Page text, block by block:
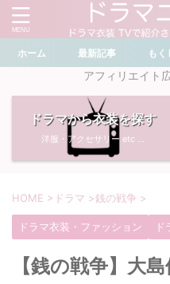
＼ ドラマ・芸能人を検索 ／
おすすめ検索ワード
川口春奈
・石原さとみ
・菜々緒
・堀田真由
ホーム 最新記事 もく
アフィリエイト
ドラマから衣装を探す
洋服・アクセサリー etc ...
HOME > ドラマ >銭の戦争 >
ドラマ衣装・ファッション ド
【銭の戦争】大